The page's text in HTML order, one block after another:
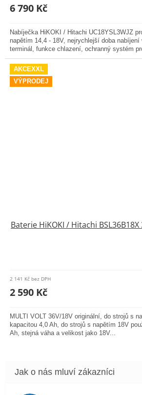
6 790 Kč
Nabíječka HiKOKI / Hitachi UC18YSL3WJZ
napětím 14,4 - 18V, nejrychlejší doba
terminál, funkce chlazení, ochranný systém
AKCEXXL
VÝPRODEJ
Baterie HiKOKI / Hitachi
2 141 Kč bez DPH
2 590 Kč
MULTI VOLT 36V/18V originální, do strojů s
kapacitou 4,0 Ah, do strojů s napětím 18V
Ah, stejná váha a velikost jako 18V...